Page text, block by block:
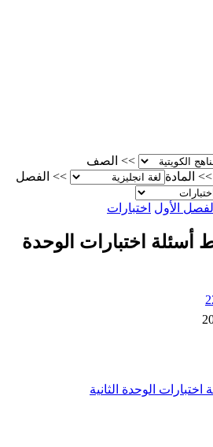
>>
الصف
>>
المادة >>
الفصل
الفصل الأول اختبارات
أسئلة اختبارات الوحدة